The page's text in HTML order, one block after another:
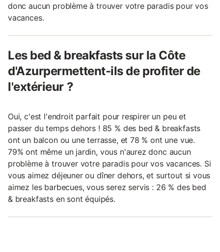
donc aucun problème à trouver votre paradis pour vos
vacances.
Les bed & breakfasts sur la Côte
d'Azurpermettent-ils de profiter de
l'extérieur ?
Oui, c'est l'endroit parfait pour respirer un peu et
passer du temps dehors ! 85 % des bed & breakfasts
ont un balcon ou une terrasse, et 78 % ont une vue.
79% ont même un jardin, vous n'aurez donc aucun
problème à trouver votre paradis pour vos vacances. Si
vous aimez déjeuner ou dîner dehors, et surtout si vous
aimez les barbecues, vous serez servis : 26 % des bed
& breakfasts en sont équipés.